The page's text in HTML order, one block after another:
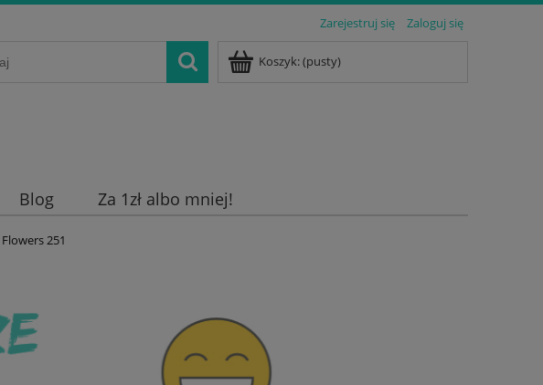
Zarejestruj się Zaloguj się
Koszyk:(pusty)
Blog Za 1zł albo mniej!
251